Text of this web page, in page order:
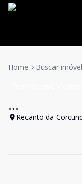
Home Buscar imóvel
...
Recanto da